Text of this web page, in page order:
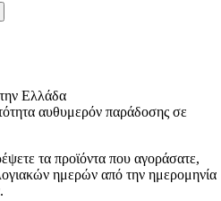
Ελλάδα
αυθυμερόν παράδοσης σε
τα προϊόντα που αγοράσατε,
ημερών από την ημερομηνία